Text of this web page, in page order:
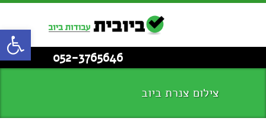
052-3765646
צילום צנרת ביוב
פתח